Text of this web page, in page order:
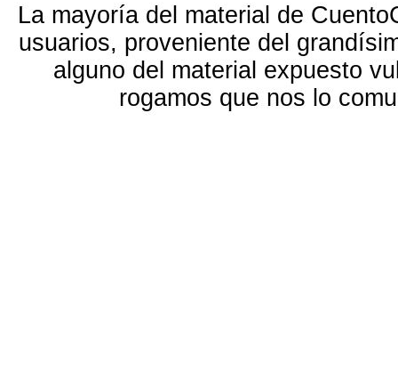
La mayoría del material de
usuarios, proveniente del
alguno del material expuesto
rogamos que nos lo